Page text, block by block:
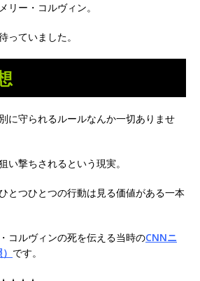
リー・コルヴィン。
っていました。
に守られるルールなんか一切ありませ
い撃ちされるという現実。
とつひとつの行動は見る価値がある一本
コルヴィンの死を伝える当時のCNNニ
です。